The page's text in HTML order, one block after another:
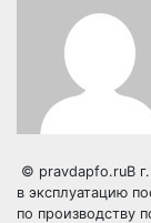
© pravdapfo.ruВ
в эксплуатацию
по производству